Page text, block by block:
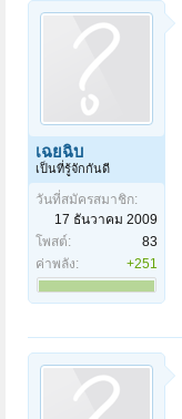
เฉยฉิบ
เป็นที่รู้จักกันดี
วันที่สมัครสมาชิก:
17 ธันวาคม 2009
โพสต์:
83
ค่าพลัง:
+251